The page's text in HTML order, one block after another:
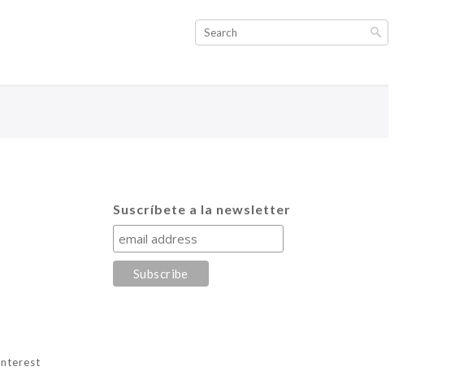
Suscríbete a la newsletter